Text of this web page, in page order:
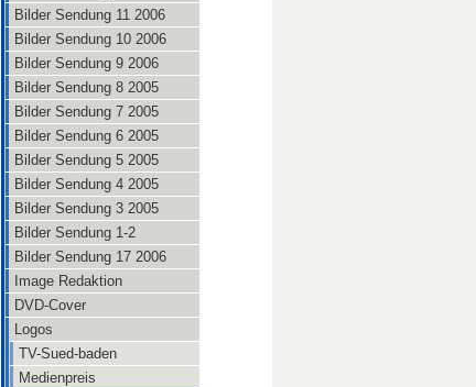
Bilder Sendung 11 2006
Bilder Sendung 10 2006
Bilder Sendung 9 2006
Bilder Sendung 8 2005
Bilder Sendung 7 2005
Bilder Sendung 6 2005
Bilder Sendung 5 2005
Bilder Sendung 4 2005
Bilder Sendung 3 2005
Bilder Sendung 1-2
Bilder Sendung 17 2006
Image Redaktion
DVD-Cover
Logos
TV-Sued-baden
Medienpreis